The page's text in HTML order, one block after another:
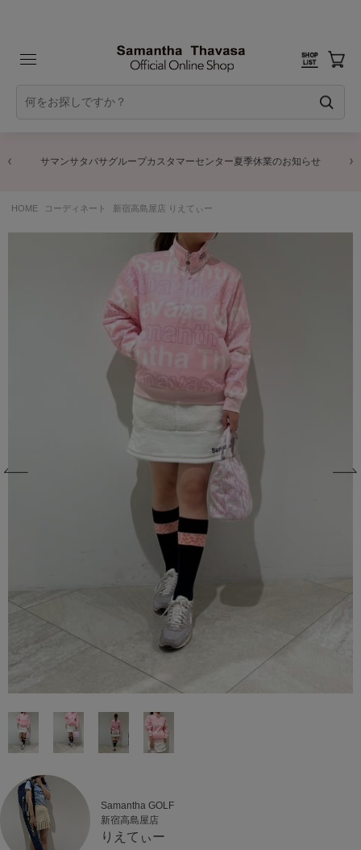
サマンサタバサグループカスタマーセンター夏季休業のお知らせ
HOME コーディネート 新宿高島屋店 りえてぃー
Samantha GOLF
新宿高島屋店
りえてぃー